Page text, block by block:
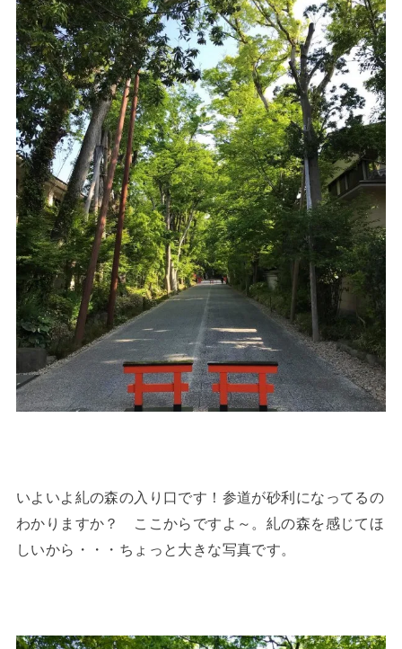
いよいよ糺の森の入り口です！参道が砂利になってるの
わかりますか？ ここからですよ～。糺の森を感じてほ
しいから・・・ちょっと大きな写真です。